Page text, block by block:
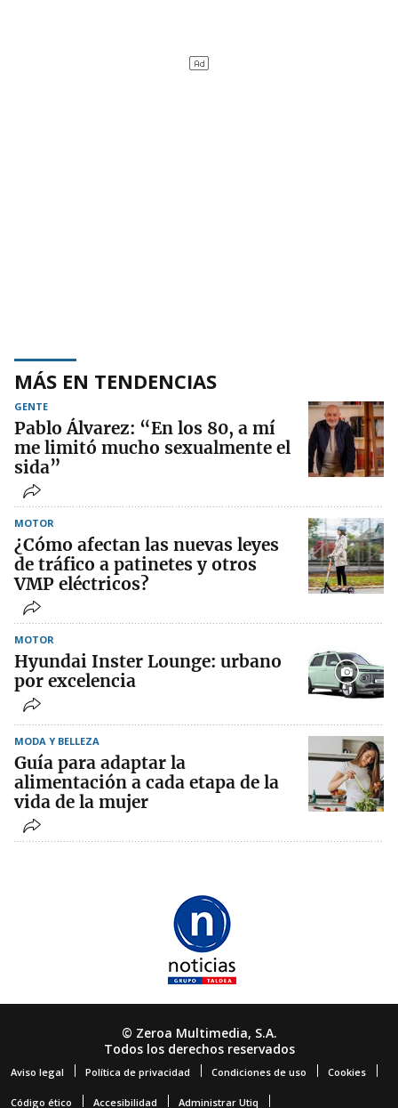
MÁS EN TENDENCIAS
GENTE
Pablo Álvarez: “En los 80, a mí
me limitó mucho sexualmente el
sida”
MOTOR
¿Cómo afectan las nuevas leyes
de tráfico a patinetes y otros
VMP eléctricos?
MOTOR
Hyundai Inster Lounge: urbano
por excelencia
MODA Y BELLEZA
Guía para adaptar la
alimentación a cada etapa de la
vida de la mujer
© Zeroa Multimedia, S.A.
Todos los derechos reservados
Aviso legal Política de privacidad Condiciones de uso Cookies
Código ético Accesibilidad Administrar Utiq